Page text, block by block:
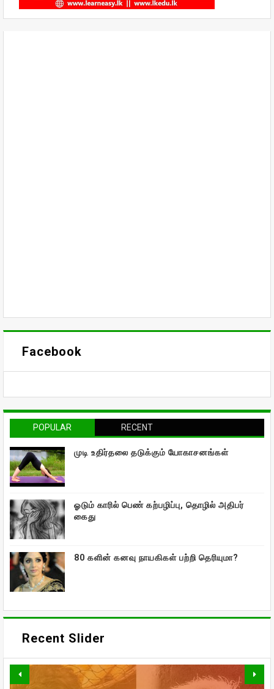
Facebook
POPULAR RECENT
முடி உதிர்தலை தடுக்கும் யோகாசனங்கள்
ஓடும் காரில் பெண் கற்பழிப்பு, தொழில் அதிபர்
கைது
80 களின் கனவு நாயகிகள் பற்றி தெரியுமா?
Recent Slider